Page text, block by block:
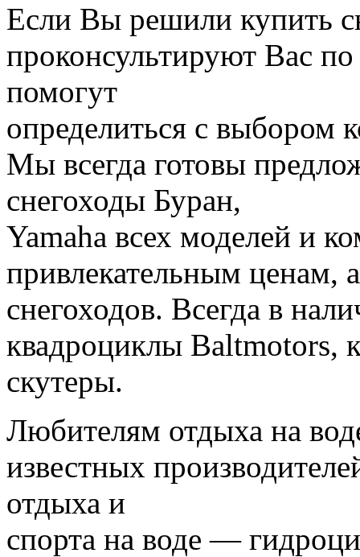
Если Вы решили купить
проконсультируют Вас
помогут
определиться с выбором
Мы всегда готовы
снегоходы Буран,
Yamaha всех моделей и
привлекательным ценам,
снегоходов. Всегда в
квадроциклы Baltmotors,
скутеры.
Любителям отдыха на
известных
отдыха и
спорта на воде —